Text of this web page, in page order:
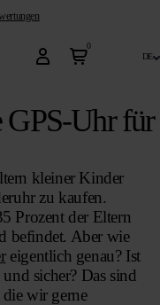
0
de
Uhr für
kleiner Kinder
zu kaufen.
Prozent der Eltern
befindet. Aber wie
eigentlich genau? Ist
sicher? Das sind
wir gerne